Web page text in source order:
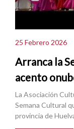
25 Febrero 2026
Arranca la
acento
La Asociación
Semana Cultural
provincia de